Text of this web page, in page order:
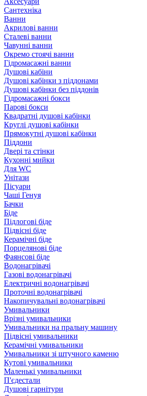
Сантехніка
Ванни
Акрилові ванни
Сталеві ванни
Чавунні ванни
Окремо стоячі ванни
Гідромасажні ванни
Душові кабіни
Душові кабінки з піддонами
Душові кабінки без піддонів
Гідромасажні бокси
Парові бокси
Квадратні душові кабінки
Круглі душові кабінки
Прямокутні душові кабінки
Піддони
Двері та стінки
Кухонні мийки
Для WC
Унітази
Пісуари
Чаші Генуя
Бачки
Біде
Підлогові біде
Підвісні біде
Керамічні біде
Порцелянові біде
Фаянсові біде
Водонагрівачі
Газові водонагрівачі
Електричні водонагрівачі
Проточні водонагрівачі
Накопичувальні водонагрівачі
Умивальники
Врізні умивальники
Умивальники на пральну машину
Підвісні умивальники
Керамічні умивальники
Умивальники зі штучного каменю
Кутові умивальники
Маленькі умивальники
П'єдестали
Душові гарнітури